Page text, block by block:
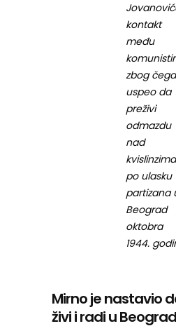
kontakt
među
zbog
uspeo da
preživi
odmazdu
nad
kvislinzima
po ulasku
partizana
Beograd
oktobra
1944.
Mirno je nastavio
živi i radi u